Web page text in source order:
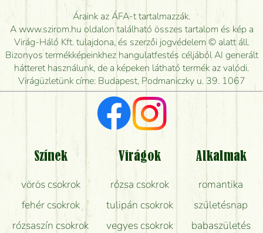
Meddig rendelhetek virágküldést úgy, hogy még ma
kiszállítsák?
Mennyire gyorsan tudják elkészíteni a csokrot, és
mikor tudják leghamarabb kiszállítani?
Vörös rózsát keresek, van önöknél?
Milyen visszajelzést kapok a virágküldésről?
Tényleg azt kapom, ami a képen van?
Mit kell tudni a virágcsokrok szállításáról?
Hogy marad a lehető legtovább friss a csokor?
Tudok adventi koszorút vásárolni boltban?
Áraink az ÁFA-t tartalmazzák.
A www.szirom.hu oldalon található összes tartalom és kép a
Virág-Háló Kft. tulajdona, és szerzői jogvédelem © alatt áll.
Bizonyos termékképeinkhez hangulatfestés céljából AI generált
hátteret használunk, de a képeken látható termék az valódi.
Virágüzletünk címe: Budapest, Podmaniczky u. 39. 1067
Színek
vörös csokrok
fehér csokrok
rózsaszín csokrok
Virágok
rózsa csokrok
tulipán csokrok
vegyes csokrok
Alkalmak
romantika
születésnap
babaszületés